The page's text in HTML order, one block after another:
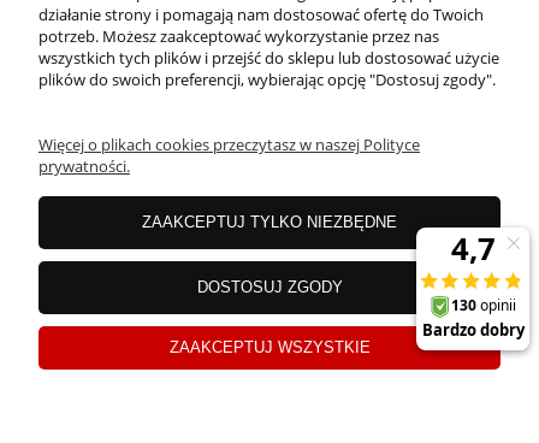
PŁATNOŚCI I DOSTAWA
OFERTA
| ul. Przemysłowa 11a, Koszalin 75-216, woj.
zachodniopomorskie | NIP: 6690500343 REGON: 008201011 | E-mail:
sklep@tklighting.plTel.:504545749
działanie strony i pomagają nam dostosować ofertę do Twoich
potrzeb. Możesz zaakceptować wykorzystanie przez nas
wszystkich tych plików i przejść do sklepu lub dostosować użycie
plików do swoich preferencji, wybierając opcję "Dostosuj zgody".
Więcej o plikach cookies przeczytasz w naszej Polityce
prywatności.
ZAAKCEPTUJ TYLKO NIEZBĘDNE
DOSTOSUJ ZGODY
ZAAKCEPTUJ WSZYSTKIE